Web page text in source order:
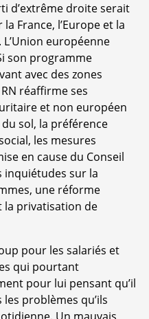
d’extrême droite serait
France, l’Europe et la
européenne
son programme
avec des zones
réaffirme ses
et non européen
sol, la préférence
les mesures
en cause du Conseil
inquiétudes sur la
une réforme
la privatisation de
pour les salariés et
qui pourtant
pour lui pensant qu’il
problèmes qu’ils